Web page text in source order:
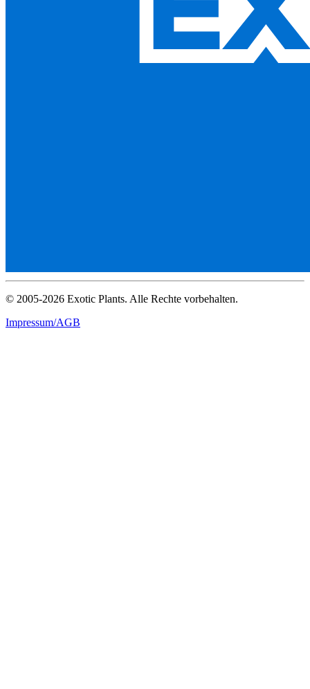
© 2005-2026 Exotic Plants. Alle Rechte vorbehalten.
Impressum/AGB